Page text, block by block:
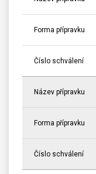
Forma přípravku
Číslo schválení
Název přípravku
Forma přípravku
Číslo schválení